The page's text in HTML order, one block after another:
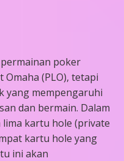
poker
(PLO), tetapi
yang mempengaruhi
dan bermain. Dalam
lima kartu hole (private
kartu hole yang
ini akan